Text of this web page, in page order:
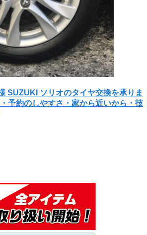
SUZUKI ソリオのタイヤ交換を承りま
予約のしやすさ・家から近いから・技